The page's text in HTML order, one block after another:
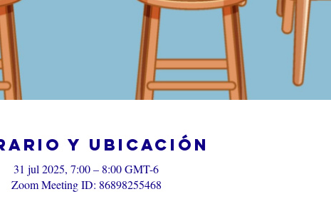
y ubicación
31 jul 2025, 7:00 – 8:00 GMT-6
Zoom Meeting ID: 86898255468